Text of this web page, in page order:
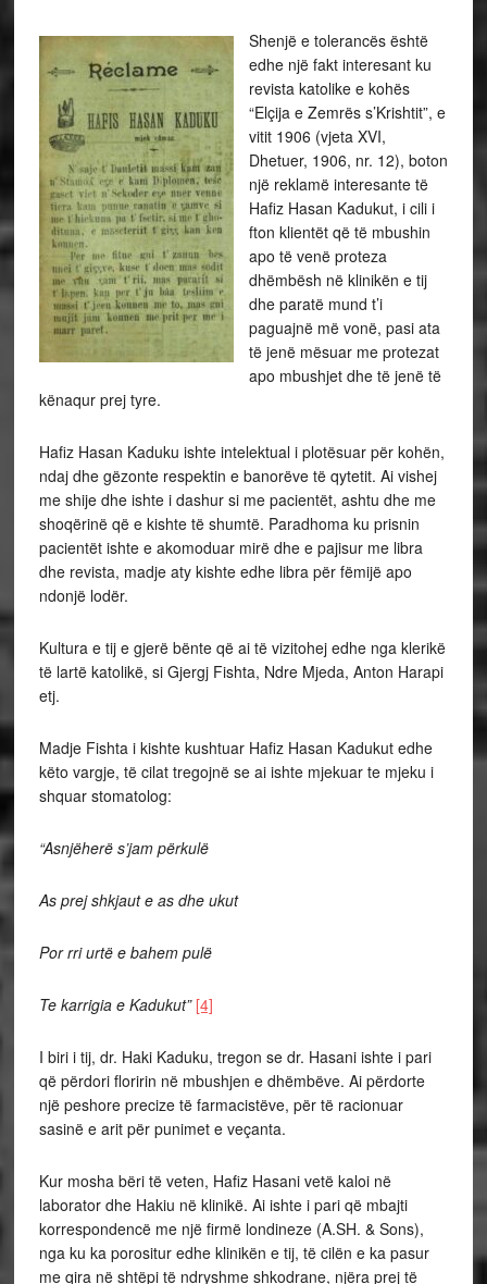
Shenjë e tolerancës është
edhe një fakt interesant ku
revista katolike e kohës
“Elçija e Zemrës s’Krishtit”, e
vitit 1906 (vjeta XVI,
Dhetuer, 1906, nr. 12), boton
një reklamë interesante të
Hafiz Hasan Kadukut, i cili i
fton klientët që të mbushin
apo të venë proteza
dhëmbësh në klinikën e tij
dhe paratë mund t’i
paguajnë më vonë, pasi ata
të jenë mësuar me protezat
apo mbushjet dhe të jenë të
kënaqur prej tyre.
Hafiz Hasan Kaduku ishte intelektual i plotësuar për kohën,
ndaj dhe gëzonte respektin e banorëve të qytetit. Ai vishej
me shije dhe ishte i dashur si me pacientët, ashtu dhe me
shoqërinë që e kishte të shumtë. Paradhoma ku prisnin
pacientët ishte e akomoduar mirë dhe e pajisur me libra
dhe revista, madje aty kishte edhe libra për fëmijë apo
ndonjë lodër.
Kultura e tij e gjerë bënte që ai të vizitohej edhe nga klerikë
të lartë katolikë, si Gjergj Fishta, Ndre Mjeda, Anton Harapi
etj.
Madje Fishta i kishte kushtuar Hafiz Hasan Kadukut edhe
këto vargje, të cilat tregojnë se ai ishte mjekuar te mjeku i
shquar stomatolog:
“Asnjëherë s’jam përkulë
As prej shkjaut e as dhe ukut
Por rri urtë e bahem pulë
Te karrigia e Kadukut” [4]
I biri i tij, dr. Haki Kaduku, tregon se dr. Hasani ishte i pari
që përdori floririn në mbushjen e dhëmbëve. Ai përdorte
një peshore precize të farmacistëve, për të racionuar
sasinë e arit për punimet e veçanta.
Kur mosha bëri të veten, Hafiz Hasani vetë kaloi në
laborator dhe Hakiu në klinikë. Ai ishte i pari që mbajti
korrespondencë me një firmë londineze (A.SH. & Sons),
nga ku ka porositur edhe klinikën e tij, të cilën e ka pasur
me qira në shtëpi të ndryshme shkodrane, njëra prej të